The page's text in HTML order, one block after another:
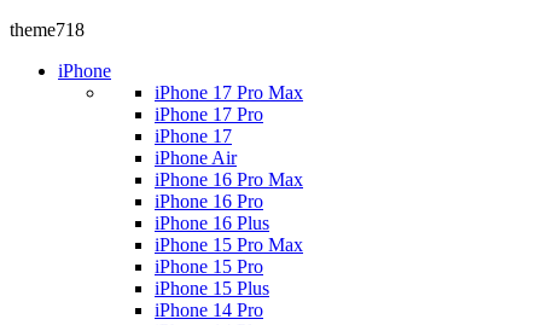
theme718
iPhone
iPhone 17 Pro Max
iPhone 17 Pro
iPhone 17
iPhone Air
iPhone 16 Pro Max
iPhone 16 Pro
iPhone 16 Plus
iPhone 15 Pro Max
iPhone 15 Pro
iPhone 15 Plus
iPhone 14 Pro